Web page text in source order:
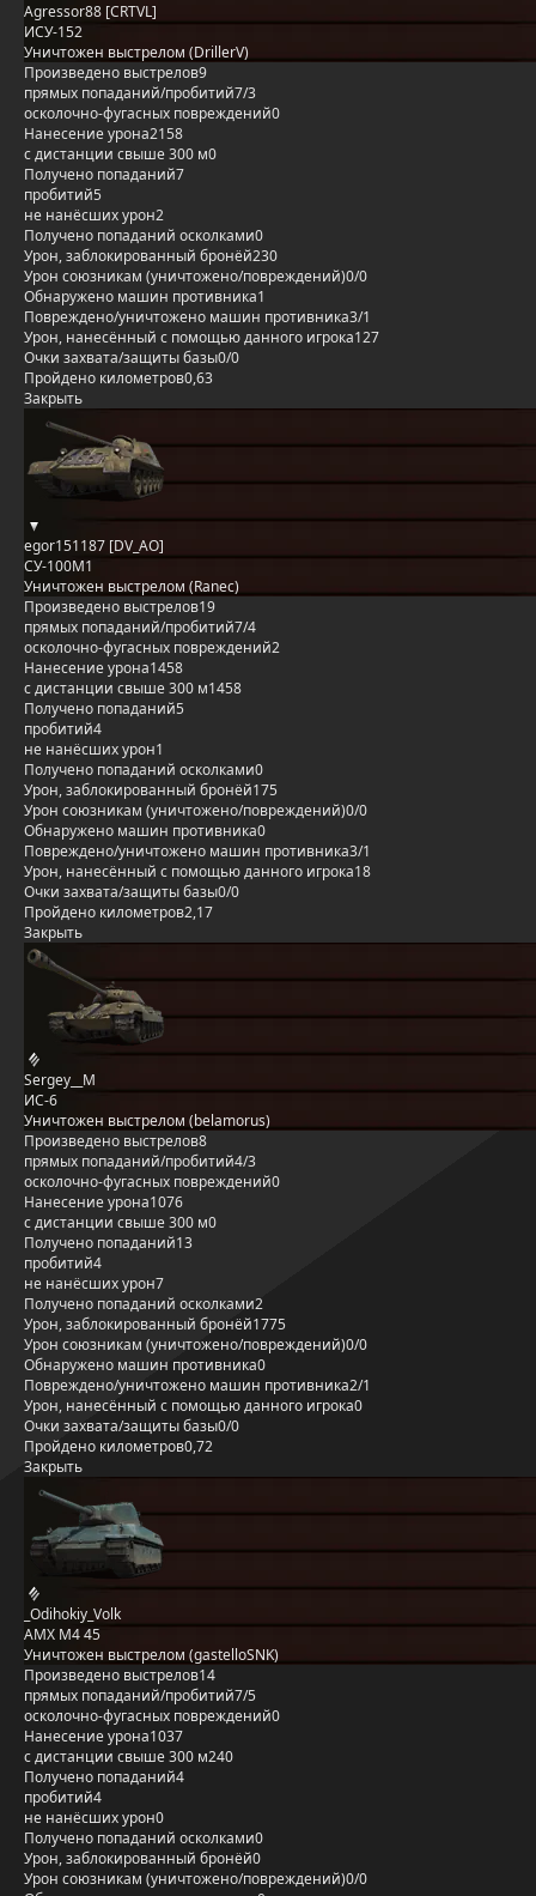
Agressor88 [CRTVL]
ИСУ-152
Уничтожен выстрелом (DrillerV)
Произведено выстрелов9
прямых попаданий/пробитий7/3
осколочно-фугасных повреждений0
Нанесение урона2158
с дистанции свыше 300 м0
Получено попаданий7
пробитий5
не нанёсших урон2
Получено попаданий осколками0
Урон, заблокированный бронёй230
Урон союзникам (уничтожено/повреждений)0/0
Обнаружено машин противника1
Повреждено/уничтожено машин противника3/1
Урон, нанесённый с помощью данного игрока127
Очки захвата/защиты базы0/0
Пройдено километров0,63
Закрыть
egor151187 [DV_AO]
СУ-100М1
Уничтожен выстрелом (Ranec)
Произведено выстрелов19
прямых попаданий/пробитий7/4
осколочно-фугасных повреждений2
Нанесение урона1458
с дистанции свыше 300 м1458
Получено попаданий5
пробитий4
не нанёсших урон1
Получено попаданий осколками0
Урон, заблокированный бронёй175
Урон союзникам (уничтожено/повреждений)0/0
Обнаружено машин противника0
Повреждено/уничтожено машин противника3/1
Урон, нанесённый с помощью данного игрока18
Очки захвата/защиты базы0/0
Пройдено километров2,17
Закрыть
Sergey__M
ИС-6
Уничтожен выстрелом (belamorus)
Произведено выстрелов8
прямых попаданий/пробитий4/3
осколочно-фугасных повреждений0
Нанесение урона1076
с дистанции свыше 300 м0
Получено попаданий13
пробитий4
не нанёсших урон7
Получено попаданий осколками2
Урон, заблокированный бронёй1775
Урон союзникам (уничтожено/повреждений)0/0
Обнаружено машин противника0
Повреждено/уничтожено машин противника2/1
Урон, нанесённый с помощью данного игрока0
Очки захвата/защиты базы0/0
Пройдено километров0,72
Закрыть
_Odihokiy_Volk
AMX M4 45
Уничтожен выстрелом (gastelloSNK)
Произведено выстрелов14
прямых попаданий/пробитий7/5
осколочно-фугасных повреждений0
Нанесение урона1037
с дистанции свыше 300 м240
Получено попаданий4
пробитий4
не нанёсших урон0
Получено попаданий осколками0
Урон, заблокированный бронёй0
Урон союзникам (уничтожено/повреждений)0/0